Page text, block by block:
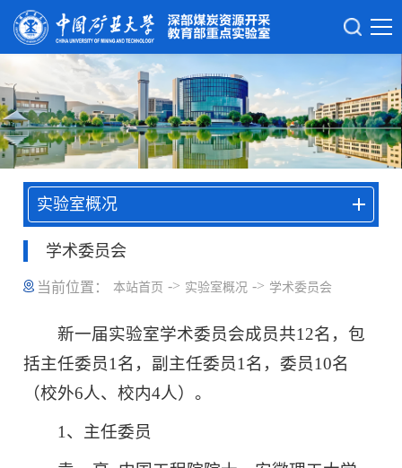
实验室概况
学术委员会
当前位置： 本站首页 -> 实验室概况 -> 学术委员会
新一届实验室学术委员会成员共12名，包
括主任委员1名，副主任委员1名，委员10名
（校外6人、校内4人）。
1、主任委员